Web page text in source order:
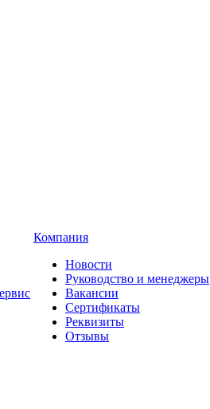
Компания
Новости
Руководство и менеджеры
Вакансии
Сертификаты
Реквизиты
Отзывы